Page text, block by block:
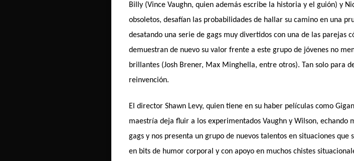
Billy (Vince Vaughn, quien además escribe la historia y el guión) y
obsoletos, desafían las probabilidades de hallar su camino en una
desatando una serie de gags muy divertidos con una de las parejas
demuestran de nuevo su valor frente a este grupo de jóvenes no
brillantes (Josh Brener, Max Minghella, entre otros). Tan solo para
reinvención.
El director Shawn Levy, quien tiene en su haber películas como
maestría deja fluir a los experimentados Vaughn y Wilson, echando
gags y nos presenta un grupo de nuevos talentos en situaciones
en bits de humor corporal y con apoyo en muchos chistes